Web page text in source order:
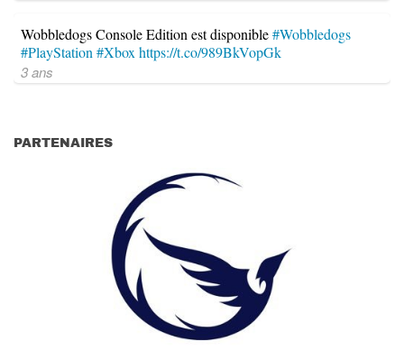
Wobbledogs Console Edition est disponible#Wobbledogs
#PlayStation#Xboxhttps://t.co/989BkVopGk
3 ans
PARTENAIRES